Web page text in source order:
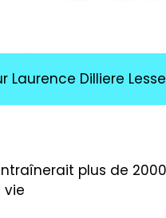
Laurence Dilliere
plus de
vie